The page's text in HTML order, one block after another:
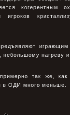
когерентным
игроков
небольшому нагреву
так же, как
в ОДИ много меньше.